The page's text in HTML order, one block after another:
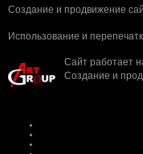
Создание и продвижение
Использование и
Сайт работает
Создание и